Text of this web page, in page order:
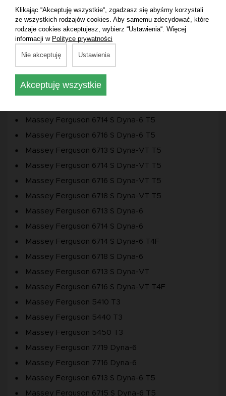
Massey Ferguson 7716 S Dyna-6 T5
Massey Ferguson 7715 S Dyna-VT T5
Massey Ferguson 7718 S Dyna-VT T5
Massey Ferguson 5420 T3
Massey Ferguson 5430 T3
Massey Ferguson 8727
Massey Ferguson 6714 S Dyna-6 T5
Massey Ferguson 6716 S Dyna-6 T5
Massey Ferguson 6713 S Dyna-VT T5
Massey Ferguson 6714 S Dyna-VT T5
Massey Ferguson 6716 S Dyna-VT T5
Massey Ferguson 6718 S Dyna-VT T5
Massey Ferguson 6713 S Dyna-6
Massey Ferguson 6714 S Dyna-6
Massey Ferguson 6714 S Dyna-6 T4F
Massey Ferguson 6718 S Dyna-6
Massey Ferguson 6713 S Dyna-VT
Massey Ferguson 6716 S Dyna-VT T4F
Massey Ferguson 5410 T3
Massey Ferguson 5440 T3
Massey Ferguson 5450 T3
Massey Ferguson 7719 Dyna-6
Massey Ferguson 7716 Dyna-6
Massey Ferguson 6713 S Dyna-6 T5
Massey Ferguson 6715 S Dyna-6 T5
Klikając “Akceptuję wszystkie“, zgadzasz się abyśmy korzystali
ze wszystkich rodzajów cookies. Aby samemu zdecydować, które
rodzaje cookies akceptujesz, wybierz “Ustawienia“. Więcej
informacji w Polityce prywatności
Nie akceptuję Ustawienia
Akceptuję wszystkie